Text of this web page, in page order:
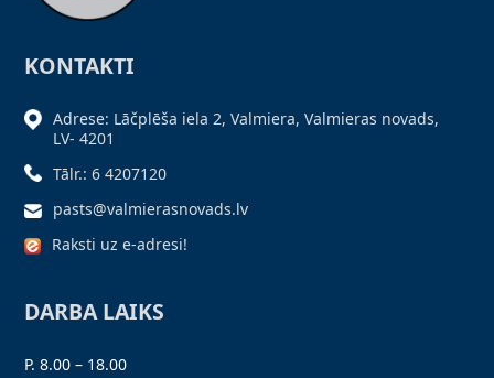
KONTAKTI
Adrese: Lāčplēša iela 2, Valmiera, Valmieras novads,
LV- 4201
Tālr.: 6 4207120
pasts@valmierasnovads.lv
Raksti uz e-adresi!
DARBA LAIKS
P. 8.00 – 18.00